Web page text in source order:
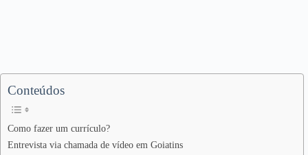
Conteúdos
Como fazer um currículo?
Entrevista via chamada de vídeo em Goiatins